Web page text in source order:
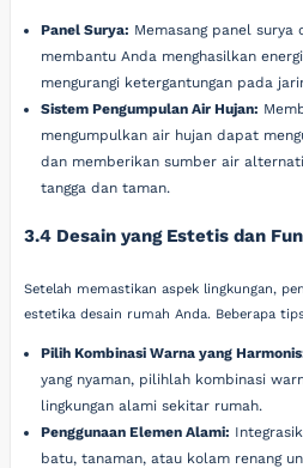
Panel Surya: Memasang panel
membantu Anda menghasilkan
mengurangi ketergantungan pada
Sistem Pengumpulan Air Hujan:
mengumpulkan air hujan dapat
dan memberikan sumber air
tangga dan taman.
3.4 Desain yang Estetis dan
Setelah memastikan aspek lingkungan,
estetika desain rumah Anda. Beberapa
Pilih Kombinasi Warna yang
yang nyaman, pilihlah kombinasi
lingkungan alami sekitar rumah.
Penggunaan Elemen Alami:
batu, tanaman, atau kolam renang